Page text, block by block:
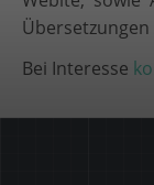
Bei Interesse